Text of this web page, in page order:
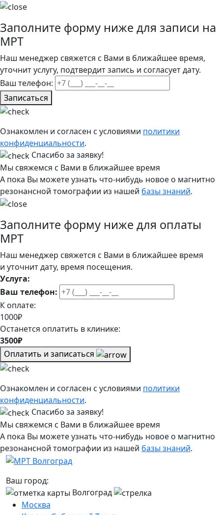
Заполните форму ниже для записи на
МРТ
Наш менеджер свяжется с Вами в ближайшее время,
уточнит услугу, подтвердит запись и согласует дату.
Ваш телефон:
Записаться
Ознакомлен и согласен с условиями политики
конфиденциальности.
Спасибо за заявку!
Мы свяжемся с Вами в ближайшее время
А пока Вы можете узнать что-нибудь новое о магнитно
резонансной томографии из нашей базы знаний.
Заполните форму ниже для оплаты
МРТ
Наш менеджер свяжется с Вами в ближайшее время
и уточнит дату, время посещения.
Услуга:
Ваш телефон:
К оплате:
1000₽
Останется оплатить в клинике:
3500₽
Оплатить и записаться
Ознакомлен и согласен с условиями политики
конфиденциальности.
Спасибо за заявку!
Мы свяжемся с Вами в ближайшее время
А пока Вы можете узнать что-нибудь новое о магнитно
резонансной томографии из нашей базы знаний.
Ваш город:
Волгоград
Москва